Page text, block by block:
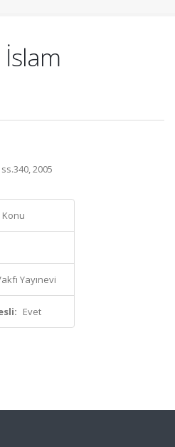
İslam
2005
Yayınevi
Evet